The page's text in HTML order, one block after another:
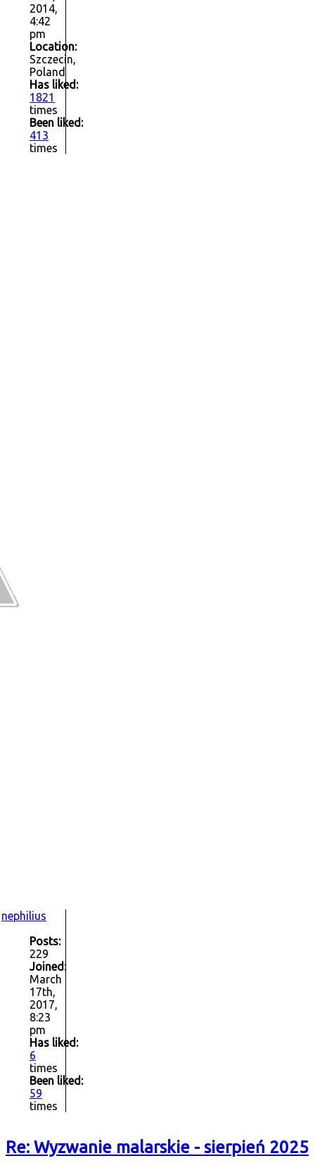
2014,
4:42
pm
Location:
Szczecin,
Poland
Has liked:
1821
times
Been liked:
413
times
nephilius
Posts:
229
Joined:
March
17th,
2017,
8:23
pm
Has liked:
6
times
Been liked:
59
times
Re: Wyzwanie malarskie - sierpień 2025